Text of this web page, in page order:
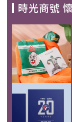
時光商號